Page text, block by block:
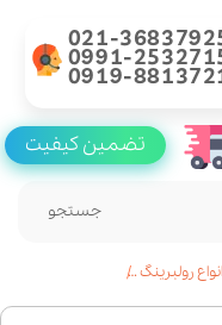
021-
0991-
0919-
جستجو
تضمین کیفیت
انواع رولبرینگ